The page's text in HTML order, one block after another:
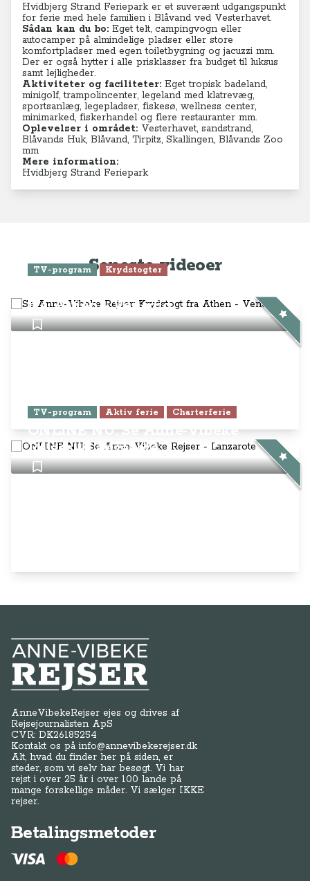
Hvidbjerg Strand Feriepark er et suverænt udgangspunkt
for ferie med hele familien i Blåvand ved Vesterhavet.
Sådan kan du bo: Eget telt, campingvogn eller
autocamper på almindelige pladser eller store
komfortpladser med egen toiletbygning og jacuzzi mm.
Der er også hytter i alle prisklasser fra budget til luksus
samt lejligheder.
Aktiviteter og faciliteter: Eget tropisk badeland,
minigolf, trampolincenter, legeland med klatrevæg,
sportsanlæg, legepladser, fiskesø, wellness center,
minimarked, fiskerhandel og flere restauranter mm.
Oplevelser i området: Vesterhavet, sandstrand,
Blåvands Huk, Blåvand, Tirpitz, Skallingen, Blåvands Zoo
mm
Mere information:
Hvidbjerg Strand Feriepark
Seneste videoer
TV-program Krydstogter
fra Athen - Venedig
TV-program Aktiv ferie Charterferie
ONLINE NU: Se Anne-Vibeke
Rejser - Lanzarote
Anne-Vibeke Rejser
AnneVibekeRejser ejes og drives af
Rejsejournalisten ApS
CVR: DK26185254
Kontakt os påinfo@annevibekerejser.dk
Alt, hvad du finder her på siden, er
steder, som vi selv har besøgt. Vi har
rejst i over 25 år i over 100 lande på
mange forskellige måder. Vi sælger IKKE
rejser.
Betalingsmetoder